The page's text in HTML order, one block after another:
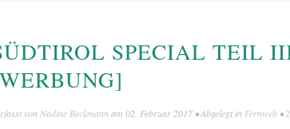
SPECIAL TEIL
von Nadine Beckmann am 02. Februar 2017 • Abgelegt in Fernweh •